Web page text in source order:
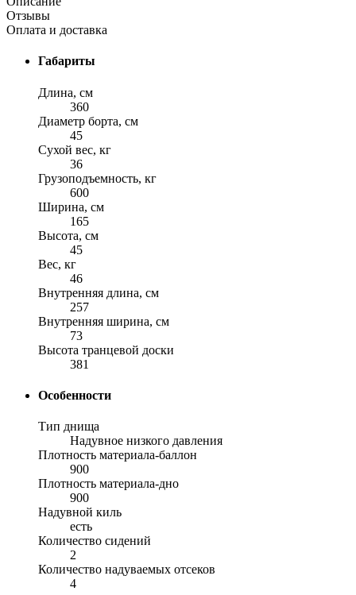
Отзывы
Оплата и доставка
Габариты
Длина, см
360
Диаметр борта, см
45
Сухой вес, кг
36
Грузоподъемность, кг
600
Ширина, см
165
Высота, см
45
Вес, кг
46
Внутренняя длина, см
257
Внутренняя ширина, см
73
Высота транцевой доски
381
Особенности
Тип днища
Надувное низкого давления
Плотность материала-баллон
900
Плотность материала-дно
900
Надувной киль
есть
Количество сидений
2
Количество надуваемых отсеков
4